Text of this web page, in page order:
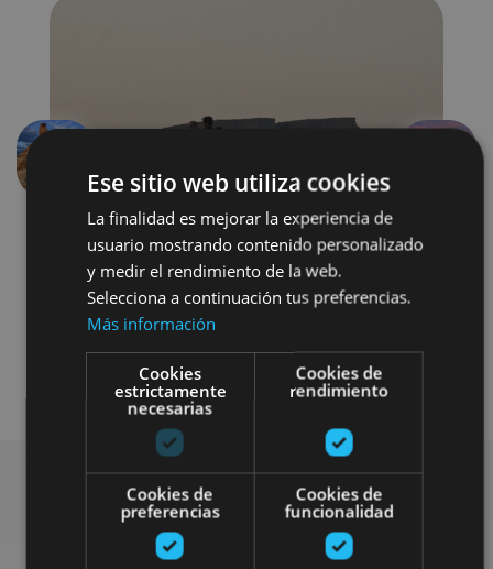
Previous
Visitas guiadas 4x4 / car
Find more plans
Ese sitio web utiliza cookies
La finalidad es mejorar la experiencia de
usuario mostrando contenido personalizado
y medir el rendimiento de la web.
Selecciona a continuación tus preferencias.
Más información
Cookies
estrictamente
necesarias
Cookies de
rendimiento
Cookies de
preferencias
Cookies de
funcionalidad